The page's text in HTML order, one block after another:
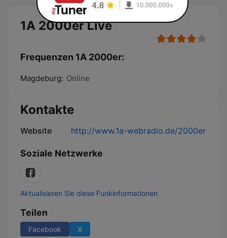
1A 2000er Live
Frequenzen 1A 2000er:
Magdeburg: Online
Kontakte
Website http://www.1a-webradio.de/2000er
Soziale Netzwerke
Aktualisieren Sie diese Funkinformationen
Teilen
Facebook X